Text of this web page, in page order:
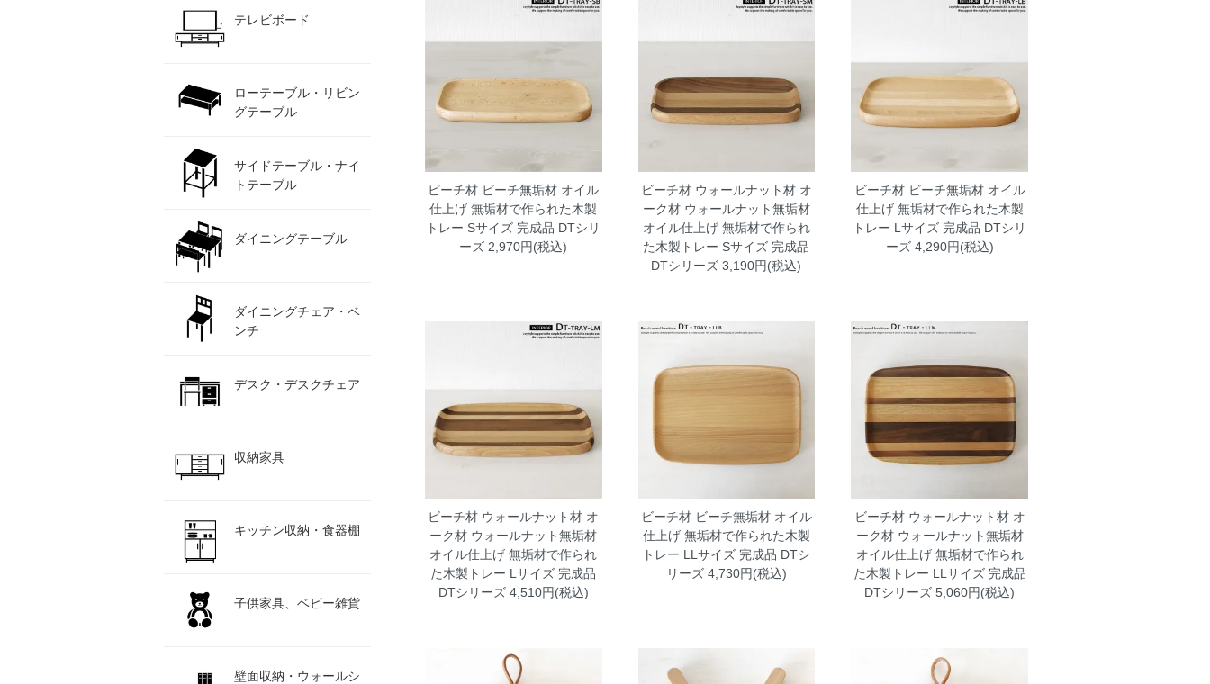
ビーチ材 ビーチ無垢材 オイル
仕上げ 無垢材で作られた木製
トレー Sサイズ 完成品 DTシリ
ーズ 2,970円(税込)
ビーチ材 ウォールナット材 オ
ーク材 ウォールナット無垢材
オイル仕上げ 無垢材で作られ
た木製トレー Sサイズ 完成品
DTシリーズ 3,190円(税込)
ビーチ材 ビーチ無垢材 オイル
仕上げ 無垢材で作られた木製
トレー Lサイズ 完成品 DTシリ
ーズ4,290円(税込)
ビーチ材 ウォールナット材 オ
ーク材 ウォールナット無垢材
オイル仕上げ 無垢材で作られ
た木製トレー Lサイズ 完成品
DTシリーズ4,510円(税込)
ビーチ材 ビーチ無垢材 オイル
仕上げ 無垢材で作られた木製
トレー LLサイズ 完成品 DTシ
リーズ4,730円(税込)
ビーチ材 ウォールナット材 オ
ーク材 ウォールナット無垢材
オイル仕上げ 無垢材で作られ
た木製トレー LLサイズ 完成品
DTシリーズ 5,060円(税込)
テレビボード
ローテーブル・リビン
グテーブル
サイドテーブル・ナイ
トテーブル
ダイニングテーブル
ダイニングチェア・ベ
ンチ
デスク・デスクチェア
収納家具
キッチン収納・食器棚
子供家具、ベビー雑貨
壁面収納・ウォールシ